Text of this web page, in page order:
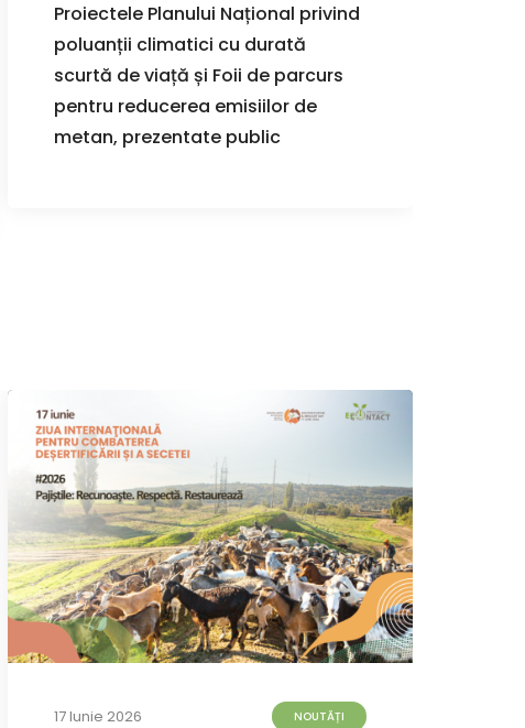
Proiectele Planului Național privind
poluanții climatici cu durată
scurtă de viață și Foii de parcurs
pentru reducerea emisiilor de
metan, prezentate public
17 Iunie 2026 NOUTĂȚI